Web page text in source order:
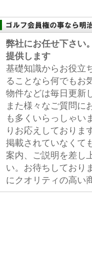
弊社にお任せ下さい
提供します
基礎知識からお役立
ることなら何でもお
物件などは毎日更新
また様々なご質問に
も多くいらっしゃい
りお応えしておりま
掲載されていなくて
案内、ご説明を差し
い。お待ちしており
にクオリティの高い